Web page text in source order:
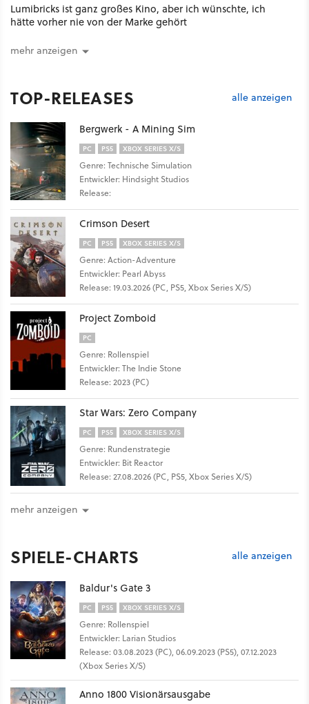
Lumibricks ist ganz großes Kino, aber ich wünschte, ich
hätte vorher nie von der Marke gehört
mehr anzeigen
TOP-RELEASES alle anzeigen
Bergwerk - A Mining Sim
PC PS5 XBOX SERIES X/S
Genre: Technische Simulation
Entwickler: Hindsight Studios
Release:
Crimson Desert
PC PS5 XBOX SERIES X/S
Genre: Action-Adventure
Entwickler: Pearl Abyss
Release: 19.03.2026 (PC, PS5, Xbox Series X/S)
Project Zomboid
PC
Genre: Rollenspiel
Entwickler: The Indie Stone
Release: 2023 (PC)
Star Wars: Zero Company
PC PS5 XBOX SERIES X/S
Genre: Rundenstrategie
Entwickler: Bit Reactor
Release: 27.08.2026 (PC, PS5, Xbox Series X/S)
mehr anzeigen
SPIELE-CHARTS alle anzeigen
Baldur's Gate 3
PC PS5 XBOX SERIES X/S
Genre: Rollenspiel
Entwickler: Larian Studios
Release: 03.08.2023 (PC), 06.09.2023 (PS5), 07.12.2023
(Xbox Series X/S)
Anno 1800 Visionärsausgabe